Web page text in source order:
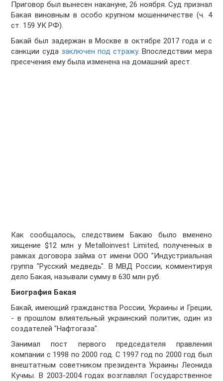
Приговор был вынесен накануне, 26 ноября. Суд признал
Бакая виновным в особо крупном мошенничестве (ч. 4
ст. 159 УК РФ).
Бакай был задержан в Москве в октябре 2017 года и с
санкции суда заключен под стражу. Впоследствии мера
пресечения ему была изменена на домашний арест.
Как сообщалось, следствием Бакаю было вменено
хищение $12 млн у Metalloinvest Limited, полученных в
рамках договора займа от имени ООО "Индустриальная
группа "Русский медведь". В МВД России, комментируя
дело Бакая, называли сумму в 630 млн руб.
Биография Бакая
Бакай, имеющий гражданства России, Украины и Греции,
- в прошлом влиятельный украинский политик, один из
создателей "Нафтогаза".
Занимал пост первого председателя правления
компании с 1998 по 2000 год. С 1997 год по 2000 год был
внештатным советником президента Украины Леонида
Кучмы. В 2003-2004 годах возглавлял Государственное